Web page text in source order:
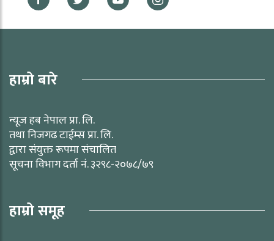
हाम्रो बारे
न्यूज हब नेपाल प्रा. लि.
तथा निजगढ टाईम्स प्रा. लि.
द्वारा संयुक्त रूपमा संचालित
सूचना विभाग दर्ता नं. ३२९८-२०७८/७९
हाम्रो समूह